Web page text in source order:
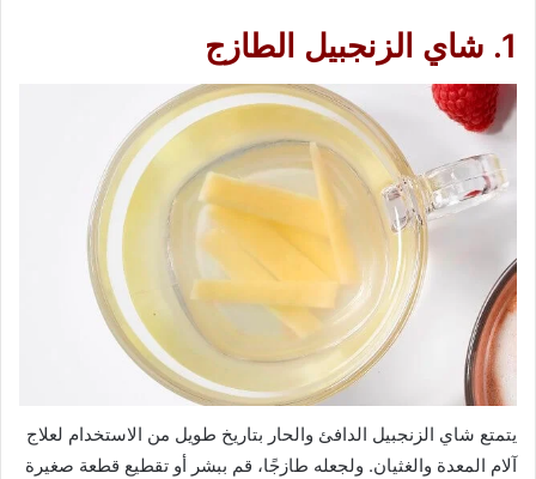
1. شاي الزنجبيل الطازج
يتمتع شاي الزنجبيل الدافئ والحار بتاريخ طويل من الاستخدام لعلاج
آلام المعدة والغثيان. ولجعله طازجًا، قم ببشر أو تقطيع قطعة صغيرة